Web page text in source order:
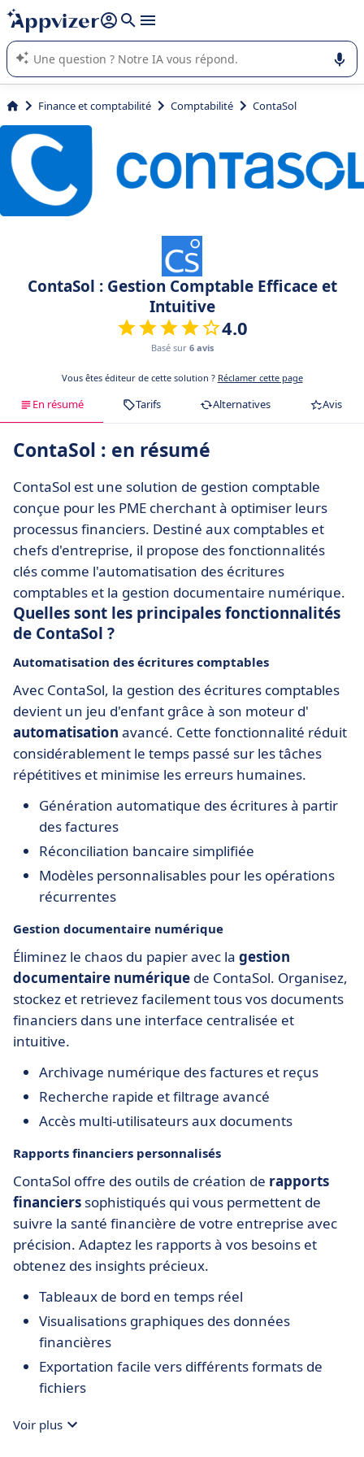
répondre (plusieurs lignes avec
L'IA de Appvizer vous guide dans l'utilisation ou la sélection de
logiciel SaaS en entreprise.
Finance et comptabilité Comptabilité ContaSol
ContaSol : Gestion Comptable Efficace et
Intuitive
4.0
Basé sur 6 avis
Vous êtes éditeur de cette solution ? Réclamer cette page
En résumé Tarifs Alternatives Avis
ContaSol : en résumé
ContaSol est une solution de gestion comptable
conçue pour les PME cherchant à optimiser leurs
processus financiers. Destiné aux comptables et
chefs d'entreprise, il propose des fonctionnalités
clés comme l'automatisation des écritures
comptables et la gestion documentaire numérique.
Quelles sont les principales fonctionnalités
de ContaSol ?
Automatisation des écritures comptables
Avec ContaSol, la gestion des écritures comptables
devient un jeu d'enfant grâce à son moteur d'
automatisation avancé. Cette fonctionnalité réduit
considérablement le temps passé sur les tâches
répétitives et minimise les erreurs humaines.
Génération automatique des écritures à partir
des factures
Réconciliation bancaire simplifiée
Modèles personnalisables pour les opérations
récurrentes
Gestion documentaire numérique
Éliminez le chaos du papier avec la gestion
documentaire numérique de ContaSol. Organisez,
stockez et retrievez facilement tous vos documents
financiers dans une interface centralisée et
intuitive.
Archivage numérique des factures et reçus
Recherche rapide et filtrage avancé
Accès multi-utilisateurs aux documents
Rapports financiers personnalisés
ContaSol offre des outils de création de rapports
financiers sophistiqués qui vous permettent de
suivre la santé financière de votre entreprise avec
précision. Adaptez les rapports à vos besoins et
obtenez des insights précieux.
Tableaux de bord en temps réel
Visualisations graphiques des données
financières
Exportation facile vers différents formats de
fichiers
Voir plus